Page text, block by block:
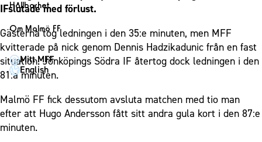
Fotbollsnätverket
P19
F19
P17
F17
Malmö Trophy
Partner dam
Matchdag på Eleda Stadion
MFF-museet & rundvandringar
Konferens
Möte
Mässa
Sommarfest
Julshow
Inspiration
Hållbarhet
Hållbarhet
Himmelsblå framtid – en match för miljön
MFF i samhället
Laget för alla
Nattfotboll
Himmelsblå Tillsammans
Karriärakademin
Om Malmö FF
Om Malmö FF
Kontakt
Historik – herrlaget
Historik – damlaget
Mitt MFF
English
IFslutade med förlust.
Gästerna tog ledningen i den 35:e minuten, men MFF
kvitterade på nick genom Dennis Hadzikadunic från en fast
situation. Jönköpings Södra IF återtog dock ledningen i den
81:a minuten.
Malmö FF fick dessutom avsluta matchen med tio man
efter att Hugo Andersson fått sitt andra gula kort i den 87:e
minuten.